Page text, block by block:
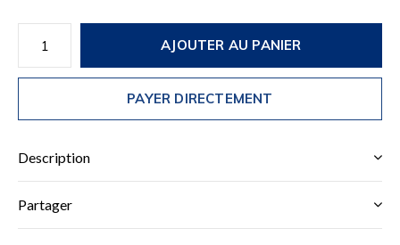
AJOUTER AU PANIER
PAYER DIRECTEMENT
Description
Partager